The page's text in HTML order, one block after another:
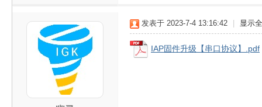
发表于 2023-7-4 13:16:42 显示
IAP固件升级【串口协议】.pdf